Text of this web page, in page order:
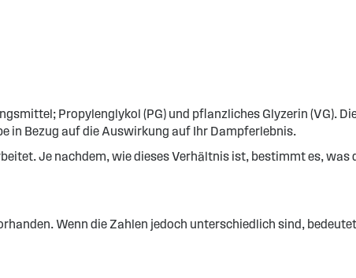
Propylenglykol (PG) und pflanzliches Glyzerin (VG).
in Bezug auf die Auswirkung auf Ihr Dampferlebnis.
Je nachdem, wie dieses Verhältnis ist, bestimmt es, was
Wenn die Zahlen jedoch unterschiedlich sind,